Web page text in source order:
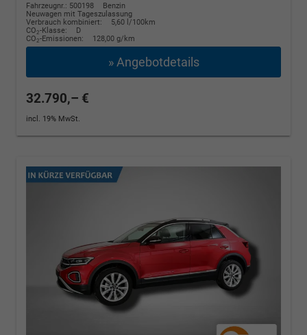
Fahrzeugnr.: 500198
Benzin
Neuwagen mit Tageszulassung
Verbrauch kombiniert:
5,60 l/100km
CO2-Klasse:
D
CO2-Emissionen: 128,00 g/km
» Angebotdetails
32.790,– €
incl. 19% MwSt.